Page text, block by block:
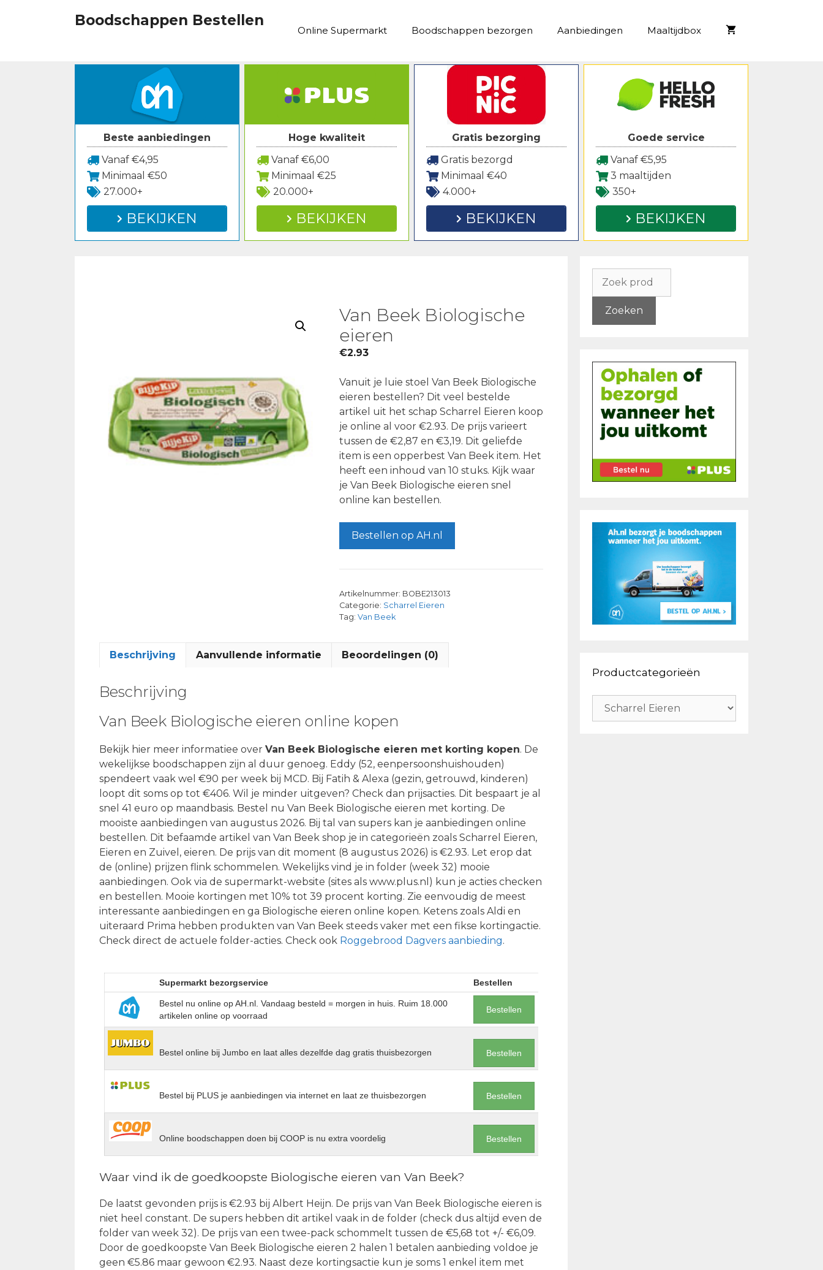
Boodschappen Bestellen
Online Supermarkt Boodschappen bezorgen Aanbiedingen Maaltijdbox
Beste aanbiedingen
Vanaf €4,95
Minimaal €50
27.000+
BEKIJKEN
Hoge kwaliteit
Vanaf €6,00
Minimaal €25
20.000+
BEKIJKEN
Gratis bezorging
Gratis bezorgd
Minimaal €40
4.000+
BEKIJKEN
Goede service
Vanaf €5,95
3 maaltijden
350+
BEKIJKEN
Van Beek Biologische
eieren
€2.93
Vanuit je luie stoel Van Beek Biologische
eieren bestellen? Dit veel bestelde
artikel uit het schap Scharrel Eieren koop
je online al voor €2.93. De prijs varieert
tussen de €2,87 en €3,19. Dit geliefde
item is een opperbest Van Beek item. Het
heeft een inhoud van 10 stuks. Kijk waar
je Van Beek Biologische eieren snel
online kan bestellen.
Bestellen op AH.nl
Artikelnummer: BOBE213013
Categorie: Scharrel Eieren
Tag: Van Beek
Beschrijving Aanvullende informatie Beoordelingen (0)
Beschrijving
Van Beek Biologische eieren online kopen
Bekijk hier meer informatiee over Van Beek Biologische eieren met korting kopen. De
wekelijkse boodschappen zijn al duur genoeg. Eddy (52, eenpersoonshuishouden)
spendeert vaak wel €90 per week bij MCD. Bij Fatih & Alexa (gezin, getrouwd, kinderen)
loopt dit soms op tot €406. Wil je minder uitgeven? Check dan prijsacties. Dit bespaart je al
snel 41 euro op maandbasis. Bestel nu Van Beek Biologische eieren met korting. De
mooiste aanbiedingen van augustus 2026. Bij tal van supers kan je aanbiedingen online
bestellen. Dit befaamde artikel van Van Beek shop je in categorieën zoals Scharrel Eieren,
Eieren en Zuivel, eieren. De prijs van dit moment (8 augustus 2026) is €2.93. Let erop dat
de (online) prijzen flink schommelen. Wekelijks vind je in folder (week 32) mooie
aanbiedingen. Ook via de supermarkt-website (sites als www.plus.nl) kun je acties checken
en bestellen. Mooie kortingen met 10% tot 39 procent korting. Zie eenvoudig de meest
interessante aanbiedingen en ga Biologische eieren online kopen. Ketens zoals Aldi en
uiteraard Prima hebben produkten van Van Beek steeds vaker met een fikse kortingactie.
Check direct de actuele folder-acties. Check ook Roggebrood Dagvers aanbieding.
Supermarkt bezorgservice Bestellen
Bestel nu online op AH.nl. Vandaag besteld = morgen in huis. Ruim 18.000
artikelen online op voorraad
Bestellen
Bestel online bij Jumbo en laat alles dezelfde dag gratis thuisbezorgen Bestellen
Bestel bij PLUS je aanbiedingen via internet en laat ze thuisbezorgen Bestellen
Online boodschappen doen bij COOP is nu extra voordelig Bestellen
Waar vind ik de goedkoopste Biologische eieren van Van Beek?
De laatst gevonden prijs is €2.93 bij Albert Heijn. De prijs van Van Beek Biologische eieren is
niet heel constant. De supers hebben dit artikel vaak in de folder (check dus altijd even de
folder van week 32). De prijs van een twee-pack schommelt tussen de €5,68 tot +/- €6,09.
Door de goedkoopste Van Beek Biologische eieren 2 halen 1 betalen aanbieding voldoe je
geen €5.86 maar gewoon €2.93. Naast deze kortingsactie kun je soms 1 enkel item met
naar:
Zoeken
Productcategorieën